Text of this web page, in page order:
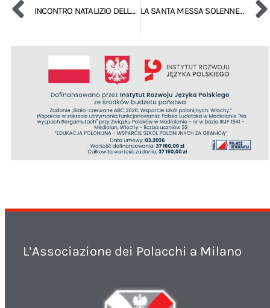
INCONTRO NATALIZIO DELLA POLONIA LA SANTA MESSA SOLENNE DELLA COMUNITA’ POLACCA DI MILANO
L’Associazione dei Polacchi a Milano